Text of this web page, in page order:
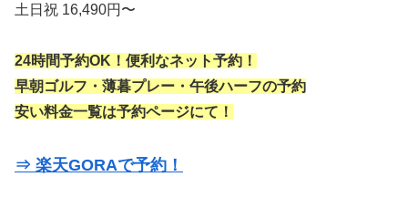
土日祝 16,490円〜
24時間予約OK！便利なネット予約！
早朝ゴルフ・薄暮プレー・午後ハーフの予約
安い料金一覧は予約ページにて！
⇒ 楽天GORAで予約！